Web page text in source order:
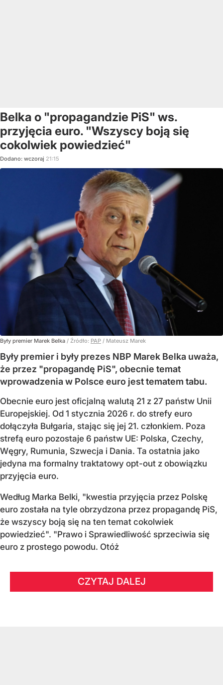
Belka o "propagandzie PiS" ws.
przyjęcia euro. "Wszyscy boją się
cokolwiek powiedzieć"
Dodano: wczoraj 21:15
Były premier Marek Belka / Źródło: PAP / Mateusz Marek
Były premier i były prezes NBP Marek Belka uważa,
że przez "propagandę PiS", obecnie temat
wprowadzenia w Polsce euro jest tematem tabu.
Obecnie euro jest oficjalną walutą 21 z 27 państw Unii
Europejskiej. Od 1 stycznia 2026 r. do strefy euro
dołączyła Bułgaria, stając się jej 21. członkiem. Poza
strefą euro pozostaje 6 państw UE: Polska, Czechy,
Węgry, Rumunia, Szwecja i Dania. Ta ostatnia jako
jedyna ma formalny traktatowy opt-out z obowiązku
przyjęcia euro.
Według Marka Belki, "kwestia przyjęcia przez Polskę
euro została na tyle obrzydzona przez propagandę PiS,
że wszyscy boją się na ten temat cokolwiek
powiedzieć". "Prawo i Sprawiedliwość sprzeciwia się
euro z prostego powodu. Otóż
CZYTAJ DALEJ